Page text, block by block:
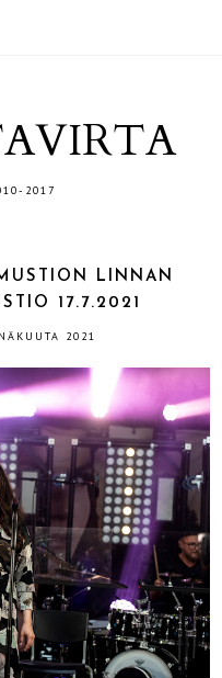
2017
LINNAN
17.7.2021
2021